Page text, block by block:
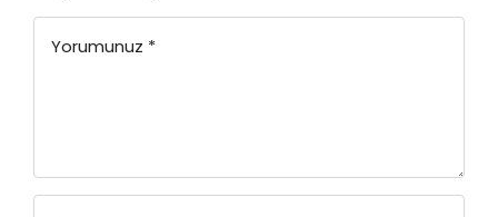
Yorumunuz *